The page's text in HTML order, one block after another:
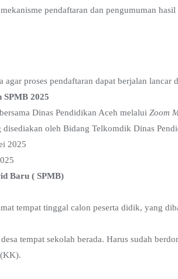
pendaftaran dan pengumuman hasil
agar proses pendaftaran dapat berjalan lancar
SPMB 2025
Dinas Pendidikan Aceh melalui Zoom
oleh Bidang Telkomdik Dinas
2025
Baru ( SPMB)
tempat tinggal calon peserta didik, yang
tempat sekolah berada. Harus sudah